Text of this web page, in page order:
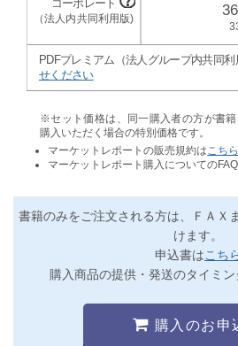
PDFプレミアム（法人グループ内共同
せください
※セット価格は、同一購入者の方が書
購入いただく場合の特別価格です。
マーケットレポートの販売規約は こちら
マーケットレポート購入についての
書籍のみをご注文される方は、ＦＡＸ
けます。
申込書はこち
購入商品の提供・発送のタイミ
購入のお申